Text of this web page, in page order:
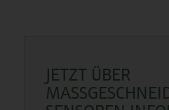
JETZT ÜBER